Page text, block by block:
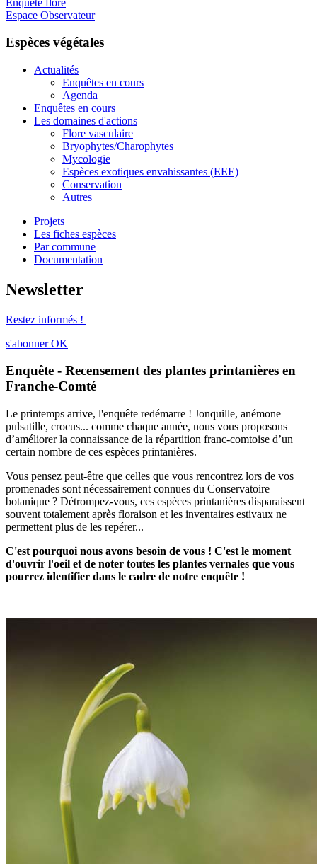
Espace Observateur
Espèces végétales
Actualités
Enquêtes en cours
Agenda
Enquêtes en cours
Les domaines d'actions
Flore vasculaire
Bryophytes/Charophytes
Mycologie
Espèces exotiques envahissantes (EEE)
Conservation
Autres
Projets
Les fiches espèces
Par commune
Documentation
Newsletter
Restez informés !
s'abonner OK
Enquête - Recensement des plantes printanières en
Franche-Comté
Le printemps arrive, l'enquête redémarre ! Jonquille, anémone
pulsatille, crocus... comme chaque année, nous vous proposons
d’améliorer la connaissance de la répartition franc-comtoise d’un
certain nombre de ces espèces printanières.
Vous pensez peut-être que celles que vous rencontrez lors de vos
promenades sont nécessairement connues du Conservatoire
botanique ? Détrompez-vous, ces espèces printanières disparaissent
souvent totalement après floraison et les inventaires estivaux ne
permettent plus de les repérer...
C'est pourquoi nous avons besoin de vous ! C'est le moment
d'ouvrir l'oeil et de noter toutes les plantes vernales que vous
pourrez identifier dans le cadre de notre enquête !